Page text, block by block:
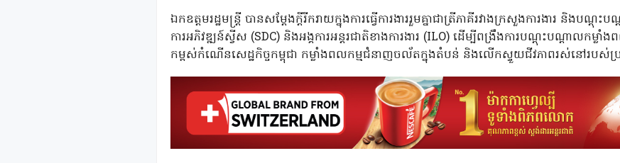
ឯកឧត្ដមរដ្ឋមន្ត្រី បានសម្ដែងក្ដីរីករាយក្នុងការធ្វើការងាររួមគ្នាជាត្រីភាគីរវាងក្រសួងការងារ និងបណ្ដុះ
ការអភិវឌ្ឍន៍ស្វីស (SDC) និងអង្គការអន្តរជាតិខាងការងារ (ILO) ដើម្បីពង្រឹងការបណ្ដុះបណ្ដាលក
កម្ពស់កំណើនសេដ្ឋកិច្ចកម្ពុជា កម្លាំងពលកម្មជំនាញចល័តក្នុងតំបន់ និងលើកស្ទួយជីវភាពរស់នៅរបស់ប្រ